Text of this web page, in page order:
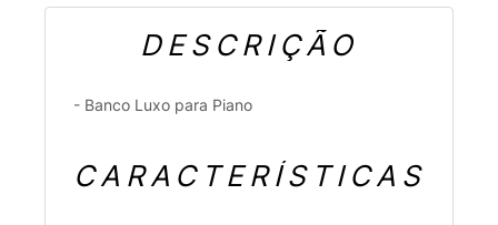
DESCRIÇÃO
- Banco Luxo para Piano
CARACTERÍSTICAS